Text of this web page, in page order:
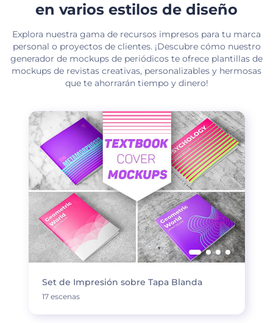
en varios estilos de diseño
Explora nuestra gama de recursos impresos para tu marca
personal o proyectos de clientes. ¡Descubre cómo nuestro
generador de mockups de periódicos te ofrece plantillas de
mockups de revistas creativas, personalizables y hermosas
que te ahorrarán tiempo y dinero!
Set de Impresión sobre Tapa Blanda
17 escenas